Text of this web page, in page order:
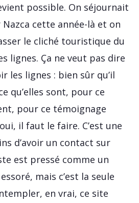
possible. On séjournait
cette année-là et on
le cliché touristique du
lignes. Ça ne veut pas dire
les lignes : bien sûr qu’il
qu’elles sont, pour ce
pour ce témoignage
il faut le faire. C’est une
d’avoir un contact sur
est pressé comme un
mais c’est la seule
en vrai, ce site